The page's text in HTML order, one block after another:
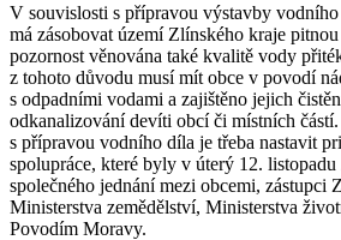
V souvislosti s přípravou výstavby
má zásobovat území Zlínského kraje
pozornost věnována také kvalitě vody
z tohoto důvodu musí mít obce v povodí
s odpadními vodami a zajištěno jejich
odkanalizování devíti obcí či místních
s přípravou vodního díla je třeba nastavit
spolupráce, které byly v úterý 12. listopadu
společného jednání mezi obcemi, zástupci
Ministerstva zemědělství, Ministerstva
Povodím Moravy.